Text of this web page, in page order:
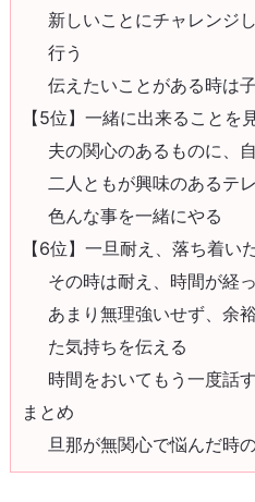
新しいことにチャレンジ
行う
伝えたいことがある時は
【5位】一緒に出来ることを
夫の関心のあるものに、
二人ともが興味のあるテ
色んな事を一緒にやる
【6位】一旦耐え、落ち着い
その時は耐え、時間が経
あまり無理強いせず、余
た気持ちを伝える
時間をおいてもう一度話す
まとめ
旦那が無関心で悩んだ時